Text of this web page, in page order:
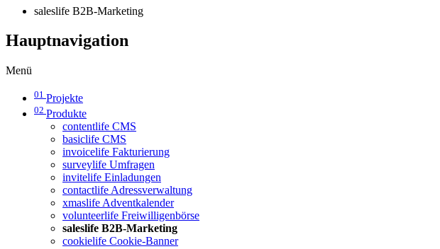
saleslife B2B-Marketing
Hauptnavigation
Menü
01 Projekte
02 Produkte
contentlife CMS
basiclife CMS
invoicelife Fakturierung
surveylife Umfragen
invitelife Einladungen
contactlife Adressverwaltung
xmaslife Adventkalender
volunteerlife Freiwilligenbörse
saleslife B2B-Marketing
cookielife Cookie-Banner